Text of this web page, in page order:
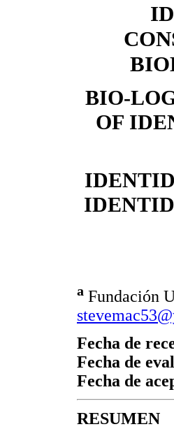
BIO-
OF
a Fundación
Fecha de
Fecha de
Fecha de
RESUMEN